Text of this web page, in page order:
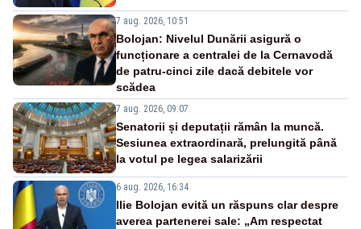
7 aug. 2026, 10:51
Bolojan: Nivelul Dunării asigură o
funcționare a centralei de la Cernavodă
de patru-cinci zile dacă debitele vor
scădea
7 aug. 2026, 09:07
Senatorii și deputații rămân la muncă.
Sesiunea extraordinară, prelungită până
la votul pe legea salarizării
6 aug. 2026, 16:34
Ilie Bolojan evită un răspuns clar despre
averea partenerei sale: „Am respectat